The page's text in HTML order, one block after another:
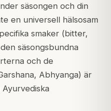
säsongen och din
en universell hälsosam
smaker (bitter,
säsongsbundna
och de
Abhyanga) är